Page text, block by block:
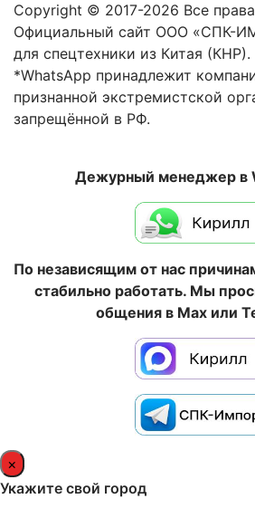
Copyright © 2017-2026 Все
Официальный сайт ООО «СПК-
для спецтехники из Китая (КНР).
*WhatsApp принадлежит
признанной экстремистской
запрещённой в РФ.
Дежурный менеджер в
По независящим от нас
стабильно работать. Мы
общения в Max или
×
Укажите свой город